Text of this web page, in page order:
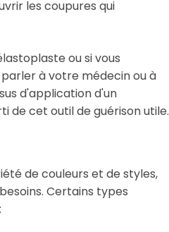
les coupures qui
ou si vous
à votre médecin ou à
d'application d'un
de cet outil de guérison utile.
de couleurs et de styles,
Certains types